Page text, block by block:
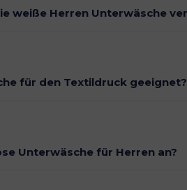
weiße Herren Unterwäsche
für den Textildruck geeignet?
Unterwäsche für Herren an?